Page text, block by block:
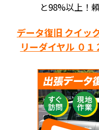
と98%以上！
データ復旧 クイッ
リーダイヤル ０１